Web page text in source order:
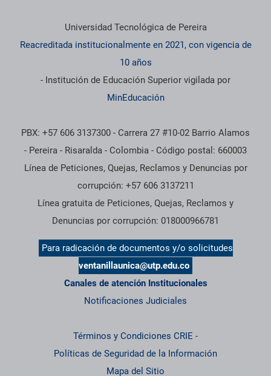
Información institucional
Universidad Tecnológica de Pereira
Reacreditada institucionalmente en 2021, con vigencia de
10 años
- Institución de Educación Superior vigilada por
MinEducación
PBX: +57 606 3137300 - Carrera 27 #10-02 Barrio Alamos
- Pereira - Risaralda - Colombia - Código postal: 660003
Línea de Peticiones, Quejas, Reclamos y Denuncias por
corrupción: +57 606 3137211
Línea gratuita de Peticiones, Quejas, Reclamos y
Denuncias por corrupción: 018000966781
Para radicación de documentos y/o solicitudes
ventanillaunica@utp.edu.co
Canales de atención Institucionales
Notificaciones Judiciales
Términos y Condiciones CRIE -
Políticas de Seguridad de la Información
Mapa del Sitio